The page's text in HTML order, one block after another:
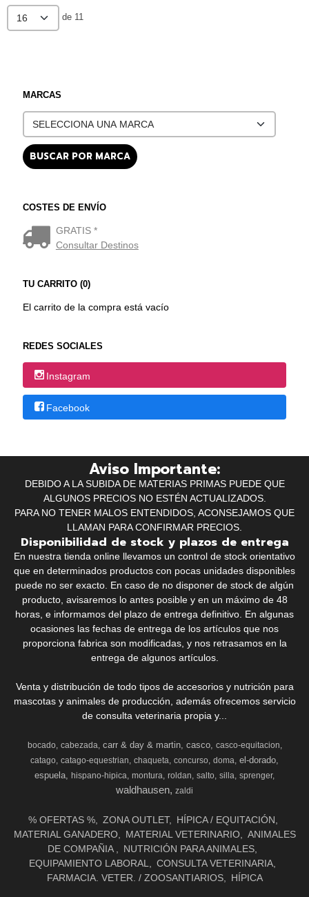
MARCAS
COSTES DE ENVÍO
GRATIS *
Consultar Destinos
TU CARRITO (0)
El carrito de la compra está vacío
REDES SOCIALES
Instagram
Facebook
de 11
Aviso Importante:
DEBIDO A LA SUBIDA DE MATERIAS PRIMAS PUEDE QUE
ALGUNOS PRECIOS NO ESTÉN ACTUALIZADOS.
PARA NO TENER MALOS ENTENDIDOS, ACONSEJAMOS QUE
LLAMAN PARA CONFIRMAR PRECIOS.
Disponibilidad de stock y plazos de entrega
En nuestra tienda online llevamos un control de stock orientativo
que en determinados productos con pocas unidades disponibles
puede no ser exacto. En caso de no disponer de stock de algún
producto, avisaremos lo antes posible y en un máximo de 48
horas, e informamos del plazo de entrega definitivo. En algunas
ocasiones las fechas de entrega de los artículos que nos
proporciona fabrica son modificadas, y nos retrasamos en la
entrega de algunos artículos.
Venta y distribución de todo tipos de accesorios y nutrición para
mascotas y animales de producción, además ofrecemos servicio
de consulta veterinaria propia y...
bocado cabezada carr & day & martin casco
casco-equitacion
catago catago-equestrian chaqueta concurso doma el-dorado
espuela hispano-hipica montura roldan salto silla sprenger
waldhausen zaldi
% OFERTAS % ZONA OUTLET
HÍPICA / EQUITACIÓN
MATERIAL GANADERO
MATERIAL VETERINARIO
ANIMALES
DE COMPAÑIA
NUTRICIÓN PARA ANIMALES
EQUIPAMIENTO LABORAL
CONSULTA VETERINARIA
FARMACIA. VETER. / ZOOSANTIARIOS
HÍPICA